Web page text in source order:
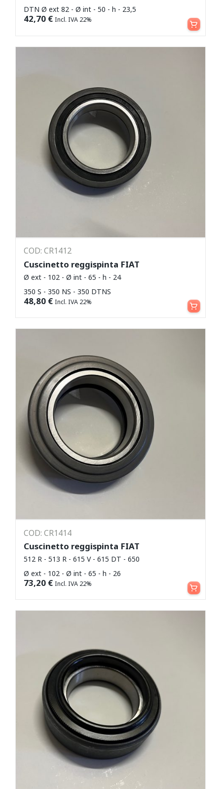
DTN Ø ext 82 - Ø int - 50 - h - 23,5
42,70 € Incl. IVA 22% Aggiungi al carrello
COD: CR1412
Cuscinetto reggispinta FIAT
Ø ext - 102 - Ø int - 65 - h - 24
350 S - 350 NS - 350 DTNS
48,80 € Incl. IVA 22% Aggiungi al carrello
COD: CR1414
Cuscinetto reggispinta FIAT
512 R - 513 R - 615 V - 615 DT - 650
Ø ext - 102 - Ø int - 65 - h - 26
73,20 € Incl. IVA 22% Aggiungi al carrello